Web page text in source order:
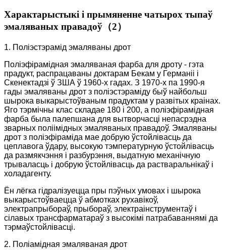
Характарыстыкі і прымяненне чатырох тыпаў
эмаляваных правадоў（2）
1. Поліэстэрамід эмаляваны дрот
Поліэфірамідная эмаляваная фарба для дроту - гэта
прадукт, распрацаваны доктарам Бекам у Германіі і
Скенектадзі ў ЗША ў 1960-х гадах. З 1970-х па 1990-я
гады эмаляваны дрот з поліэстэраміду быў найбольш
шырока выкарыстоўваным прадуктам у развітых краінах.
Яго тэрмічны клас складае 180 і 200, а поліэфірамідная
фарба была палепшана для вытворчасці непасрэдна
зварных поліімідных эмаляваных правадоў. Эмаляваны
дрот з поліэфіраміда мае добрую ўстойлівасць да
цеплавога ўдару, высокую тэмпературную ўстойлівасць
да размякчэння і разбурэння, выдатную механічную
трываласць і добрую ўстойлівасць да растваральнікаў і
холадагенту.
Ён лёгка гідралізуецца пры пэўных умовах і шырока
выкарыстоўваецца ў абмотках рухавікоў,
электрапрыбораў, прыбораў, электраінструментаў і
сілавых трансфарматараў з высокімі патрабаваннямі да
тэрмаўстойлівасці.
2. Поліамідная эмаляваная дрот